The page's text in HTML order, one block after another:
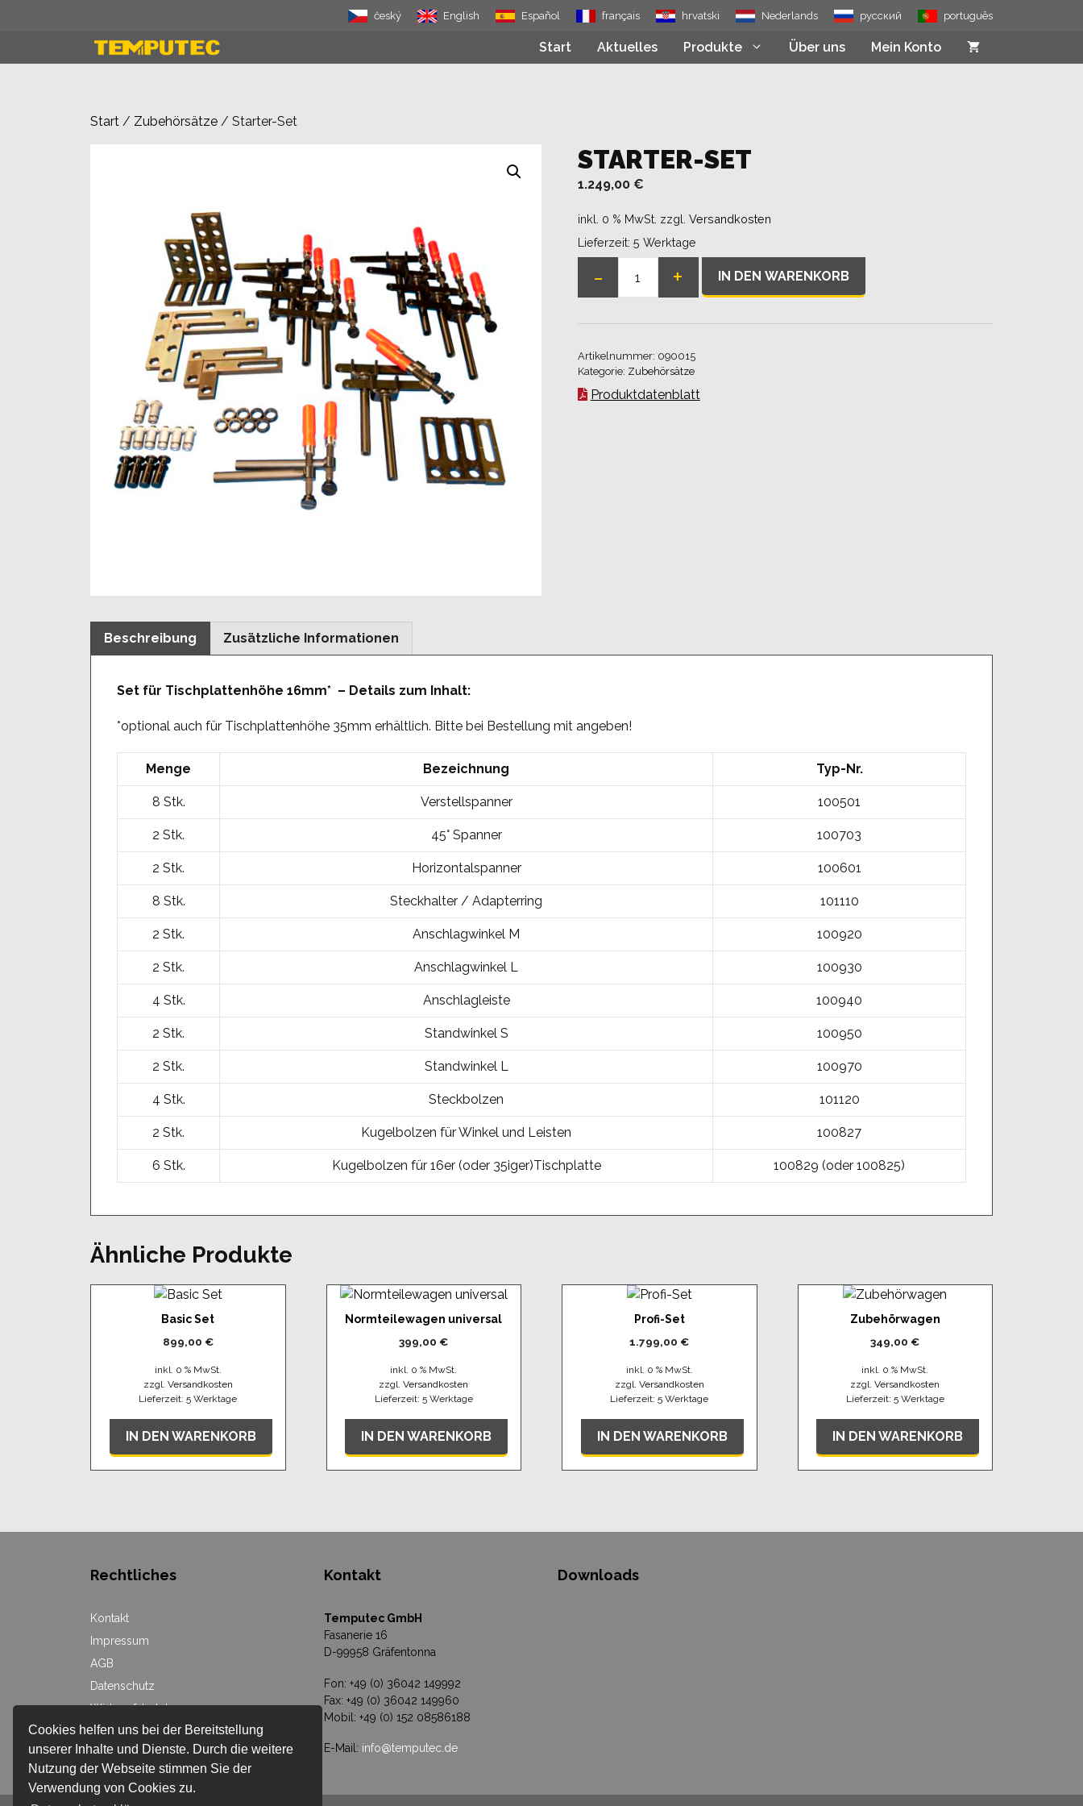
Cookies helfen uns bei der Bereitstellung
unserer Inhalte und Dienste. Durch die weitere
Nutzung der Webseite stimmen Sie der
Verwendung von Cookies zu.
český English Español français hrvatski Nederlands русский português
Start Aktuelles Produkte Über uns Mein Konto
Start / Zubehörsätze / Starter-Set
STARTER-SET
1.249,00 €
inkl. 0 % MwSt. zzgl. Versandkosten
Lieferzeit: 5 Werktage
-
Menge
+ IN DEN WARENKORB
Artikelnummer: 090015
Kategorie: Zubehörsätze
Produktdatenblatt
Beschreibung Zusätzliche Informationen
Set für Tischplattenhöhe 16mm* – Details zum Inhalt:
*optional auch für Tischplattenhöhe 35mm erhältlich. Bitte bei Bestellung mit angeben!
Menge Bezeichnung Typ-Nr.
8 Stk. Verstellspanner 100501
2 Stk. 45° Spanner 100703
2 Stk. Horizontalspanner 100601
8 Stk. Steckhalter / Adapterring 101110
2 Stk. Anschlagwinkel M 100920
2 Stk. Anschlagwinkel L 100930
4 Stk. Anschlagleiste 100940
2 Stk. Standwinkel S 100950
2 Stk. Standwinkel L 100970
4 Stk. Steckbolzen 101120
2 Stk. Kugelbolzen für Winkel und Leisten 100827
6 Stk. Kugelbolzen für 16er (oder 35iger)Tischplatte 100829 (oder 100825)
Ähnliche Produkte
Basic Set
899,00 €
inkl. 0 % MwSt.
zzgl. Versandkosten
Lieferzeit:5 Werktage
IN DEN WARENKORB
Normteilewagen universal
399,00 €
inkl. 0 % MwSt.
zzgl.Versandkosten
Lieferzeit: 5 Werktage
IN DEN WARENKORB
Profi-Set
1.799,00 €
inkl. 0 % MwSt.
zzgl. Versandkosten
Lieferzeit:5 Werktage
IN DEN WARENKORB
Zubehörwagen
349,00 €
inkl. 0 % MwSt.
zzgl.Versandkosten
Lieferzeit: 5 Werktage
IN DEN WARENKORB
Rechtliches
Kontakt
Impressum
AGB
Datenschutz
Widerrufsbelehrung
Versandkosten
Streitschlichtungsplattform
Kontakt
Temputec GmbH
Fasanerie 16
D-99958 Gräfentonna
Fon: +49 (0) 36042 149992
Fax: +49 (0) 36042 149960
Mobil: +49 (0) 152 08586188
E-Mail: info@temputec.de
Downloads